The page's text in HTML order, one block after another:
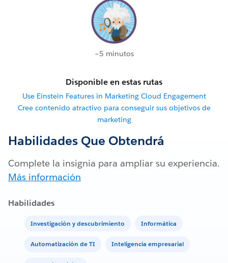
~5 minutos
Disponible en estas rutas
Use Einstein Features in Marketing Cloud Engagement
Cree contenido atractivo para conseguir sus objetivos de
marketing
Habilidades Que Obtendrá
Complete la insignia para ampliar su experiencia.
Más información
Habilidades
Investigación y descubrimiento Informática
Automatización de TI Inteligencia empresarial